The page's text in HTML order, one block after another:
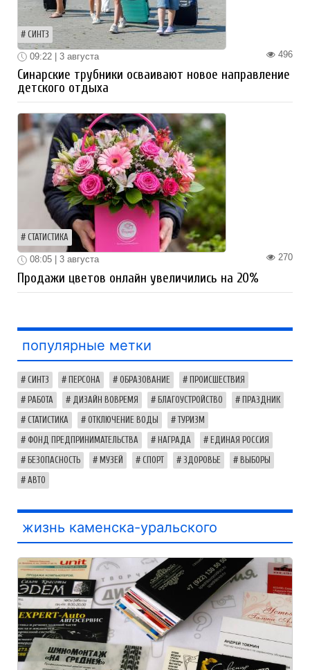
СИНТЗ
496
09:22 | 3 августа
Синарские трубники осваивают новое направление
детского отдыха
СТАТИСТИКА
270
08:05 | 3 августа
Продажи цветов онлайн увеличились на 20%
популярные метки
СИНТЗ ПЕРСОНА ОБРАЗОВАНИЕ ПРОИСШЕСТВИЯ
РАБОТА ДИЗАЙН ВОВРЕМЯ БЛАГОУСТРОЙСТВО ПРАЗДНИК
СТАТИСТИКА ОТКЛЮЧЕНИЕ ВОДЫ ТУРИЗМ
ФОНД ПРЕДПРИНИМАТЕЛЬСТВА НАГРАДА ЕДИНАЯ РОССИЯ
БЕЗОПАСНОСТЬ МУЗЕЙ СПОРТ ЗДОРОВЬЕ ВЫБОРЫ
АВТО
жизнь каменска-уральского